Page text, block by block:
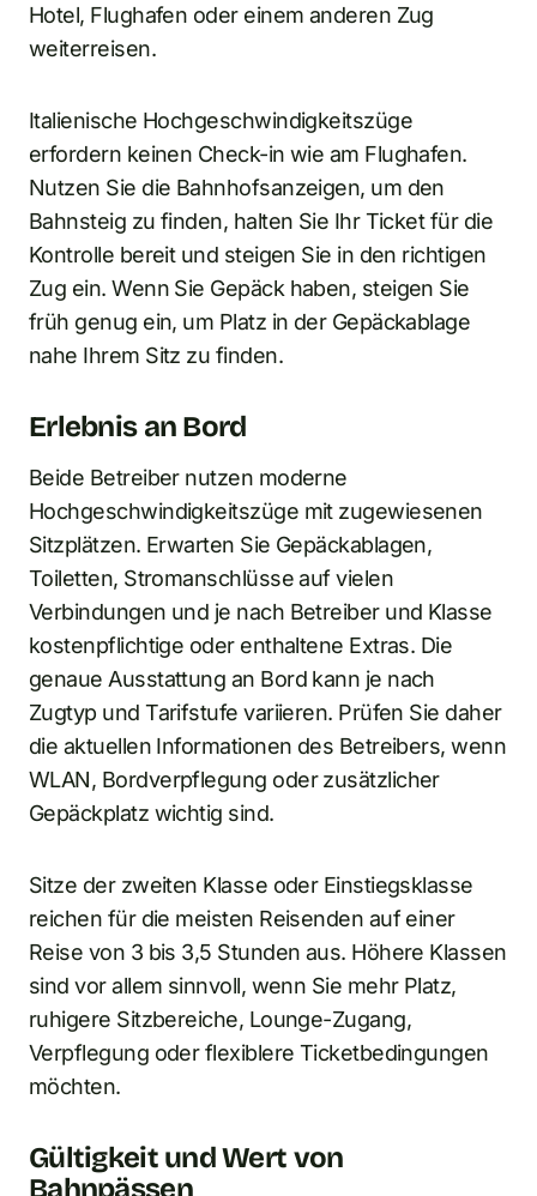
Hotel, Flughafen oder einem anderen Zug
weiterreisen.
Italienische Hochgeschwindigkeitszüge
erfordern keinen Check-in wie am Flughafen.
Nutzen Sie die Bahnhofsanzeigen, um den
Bahnsteig zu finden, halten Sie Ihr Ticket für die
Kontrolle bereit und steigen Sie in den richtigen
Zug ein. Wenn Sie Gepäck haben, steigen Sie
früh genug ein, um Platz in der Gepäckablage
nahe Ihrem Sitz zu finden.
Erlebnis an Bord
Beide Betreiber nutzen moderne
Hochgeschwindigkeitszüge mit zugewiesenen
Sitzplätzen. Erwarten Sie Gepäckablagen,
Toiletten, Stromanschlüsse auf vielen
Verbindungen und je nach Betreiber und Klasse
kostenpflichtige oder enthaltene Extras. Die
genaue Ausstattung an Bord kann je nach
Zugtyp und Tarifstufe variieren. Prüfen Sie daher
die aktuellen Informationen des Betreibers, wenn
WLAN, Bordverpflegung oder zusätzlicher
Gepäckplatz wichtig sind.
Sitze der zweiten Klasse oder Einstiegsklasse
reichen für die meisten Reisenden auf einer
Reise von 3 bis 3,5 Stunden aus. Höhere Klassen
sind vor allem sinnvoll, wenn Sie mehr Platz,
ruhigere Sitzbereiche, Lounge-Zugang,
Verpflegung oder flexiblere Ticketbedingungen
möchten.
Gültigkeit und Wert von
Bahnpässen